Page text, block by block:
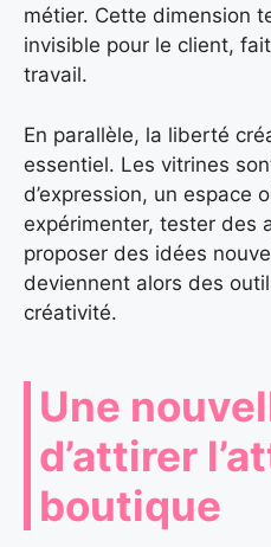
métier. Cette dimension
invisible pour le client,
travail.
En parallèle, la liberté
essentiel. Les vitrines
d’expression, un espace
expérimenter, tester des
proposer des idées
deviennent alors des
créativité.
Une
d’attirer
boutique